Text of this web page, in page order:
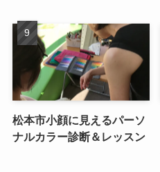
松本市小顔に見えるパーソ
ナルカラー診断＆レッスン